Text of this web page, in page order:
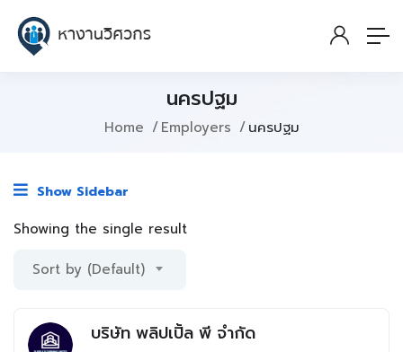
นครปฐม
Home Employers นครปฐม
Show Sidebar
Showing the single result
Sort by (Default)
บริษัท พลิปเปิ้ล พี จำกัด